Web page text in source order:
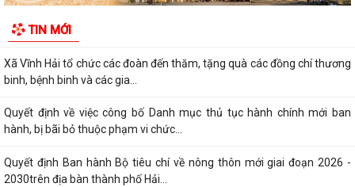
TIN MỚI
TUYÊN TRUYỀN, HỖ TRỢ NGƯỜI DÂN THỰC HIỆN THỦ...
Xã Vĩnh Hải tổ chức các đoàn đến thăm, tặng quà các đồng chí thương
binh, bệnh binh và các gia...
Quyết định về việc công bố Danh mục thủ tục hành chính mới ban
hành, bị bãi bỏ thuộc phạm vi chức...
Quyết định Ban hành Bộ tiêu chí về nông thôn mới giai đoạn 2026 -
2030trên địa bàn thành phố Hải...